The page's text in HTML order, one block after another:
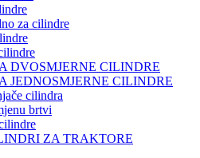
za cilindre
DVOSMJERNE CILINDRE
JEDNOSMJERNE CILINDRE
cilindra
brtvi
ZA TRAKTORE